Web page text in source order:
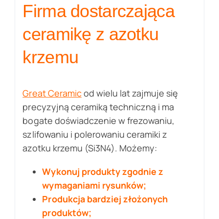
Firma dostarczająca
ceramikę z azotku
krzemu
Great Ceramicod wielu lat zajmuje się
precyzyjną ceramiką techniczną i ma
bogate doświadczenie w frezowaniu,
szlifowaniu i polerowaniu ceramiki z
azotku krzemu (Si3N4). Możemy:
Wykonuj produkty zgodnie z
wymaganiami rysunków;
Produkcja bardziej złożonych
produktów;